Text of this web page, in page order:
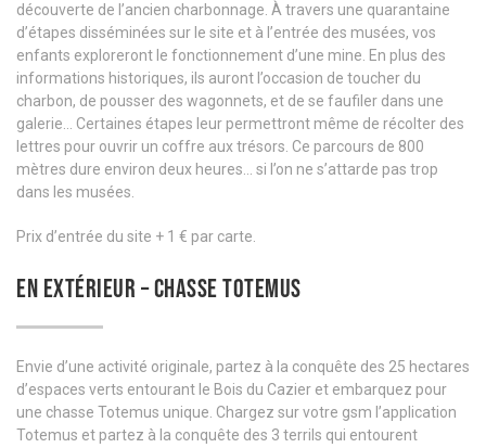
découverte de l’ancien charbonnage. À travers une quarantaine
d’étapes disséminées sur le site et à l’entrée des musées, vos
enfants exploreront le fonctionnement d’une mine. En plus des
informations historiques, ils auront l’occasion de toucher du
charbon, de pousser des wagonnets, et de se faufiler dans une
galerie… Certaines étapes leur permettront même de récolter des
lettres pour ouvrir un coffre aux trésors. Ce parcours de 800
mètres dure environ deux heures… si l’on ne s’attarde pas trop
dans les musées.
Prix d’entrée du site + 1 € par carte.
EN EXTÉRIEUR – CHASSE TOTEMUS
Envie d’une activité originale, partez à la conquête des 25 hectares
d’espaces verts entourant le Bois du Cazier et embarquez pour
une chasse Totemus unique. Chargez sur votre gsm l’application
Totemus et partez à la conquête des 3 terrils qui entourent